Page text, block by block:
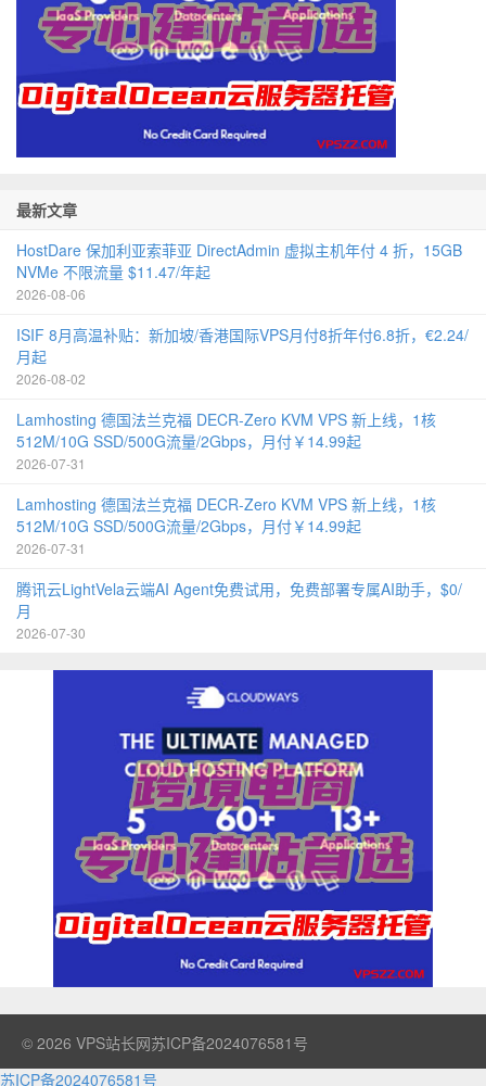
最新文章
HostDare 保加利亚索菲亚 DirectAdmin 虚拟主机年付 4 折，15GB
NVMe 不限流量 $11.47/年起
2026-08-06
ISIF 8月高温补贴：新加坡/香港国际VPS月付8折年付6.8折，€2.24/
月起
2026-08-02
Lamhosting 德国法兰克福 DECR-Zero KVM VPS 新上线，1核
512M/10G SSD/500G流量/2Gbps，月付￥14.99起
2026-07-31
Lamhosting 德国法兰克福 DECR-Zero KVM VPS 新上线，1核
512M/10G SSD/500G流量/2Gbps，月付￥14.99起
2026-07-31
腾讯云LightVela云端AI Agent免费试用，免费部署专属AI助手，$0/
月
2026-07-30
© 2026 VPS站长网苏ICP备2024076581号
苏ICP备2024076581号